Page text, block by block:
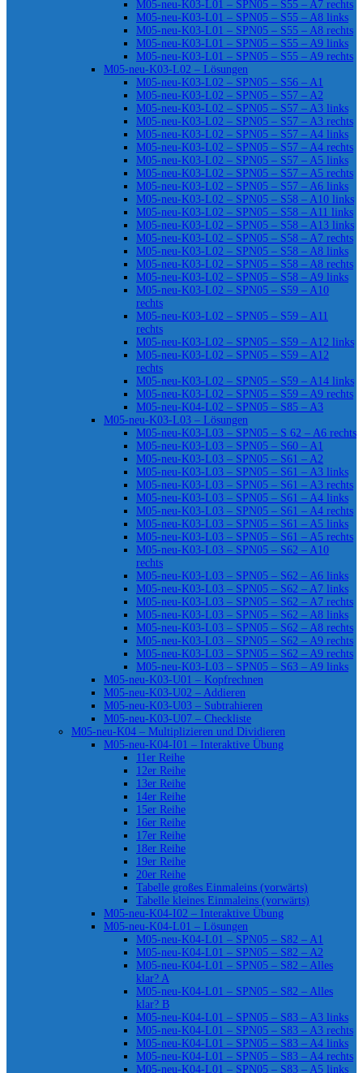
M05-neu-K03-L01 – SPN05 – S55 – A7 rechts
M05-neu-K03-L01 – SPN05 – S55 – A8 links
M05-neu-K03-L01 – SPN05 – S55 – A8 rechts
M05-neu-K03-L01 – SPN05 – S55 – A9 links
M05-neu-K03-L01 – SPN05 – S55 – A9 rechts
M05-neu-K03-L02 – Lösungen
M05-neu-K03-L02 – SPN05 – S56 – A1
M05-neu-K03-L02 – SPN05 – S57 – A2
M05-neu-K03-L02 – SPN05 – S57 – A3 links
M05-neu-K03-L02 – SPN05 – S57 – A3 rechts
M05-neu-K03-L02 – SPN05 – S57 – A4 links
M05-neu-K03-L02 – SPN05 – S57 – A4 rechts
M05-neu-K03-L02 – SPN05 – S57 – A5 links
M05-neu-K03-L02 – SPN05 – S57 – A5 rechts
M05-neu-K03-L02 – SPN05 – S57 – A6 links
M05-neu-K03-L02 – SPN05 – S58 – A10 links
M05-neu-K03-L02 – SPN05 – S58 – A11 links
M05-neu-K03-L02 – SPN05 – S58 – A13 links
M05-neu-K03-L02 – SPN05 – S58 – A7 rechts
M05-neu-K03-L02 – SPN05 – S58 – A8 links
M05-neu-K03-L02 – SPN05 – S58 – A8 rechts
M05-neu-K03-L02 – SPN05 – S58 – A9 links
M05-neu-K03-L02 – SPN05 – S59 – A10
rechts
M05-neu-K03-L02 – SPN05 – S59 – A11
rechts
M05-neu-K03-L02 – SPN05 – S59 – A12 links
M05-neu-K03-L02 – SPN05 – S59 – A12
rechts
M05-neu-K03-L02 – SPN05 – S59 – A14 links
M05-neu-K03-L02 – SPN05 – S59 – A9 rechts
M05-neu-K04-L02 – SPN05 – S85 – A3
M05-neu-K03-L03 – Lösungen
M05-neu-K03-L03 – SPN05 – S 62 – A6 rechts
M05-neu-K03-L03 – SPN05 – S60 – A1
M05-neu-K03-L03 – SPN05 – S61 – A2
M05-neu-K03-L03 – SPN05 – S61 – A3 links
M05-neu-K03-L03 – SPN05 – S61 – A3 rechts
M05-neu-K03-L03 – SPN05 – S61 – A4 links
M05-neu-K03-L03 – SPN05 – S61 – A4 rechts
M05-neu-K03-L03 – SPN05 – S61 – A5 links
M05-neu-K03-L03 – SPN05 – S61 – A5 rechts
M05-neu-K03-L03 – SPN05 – S62 – A10
rechts
M05-neu-K03-L03 – SPN05 – S62 – A6 links
M05-neu-K03-L03 – SPN05 – S62 – A7 links
M05-neu-K03-L03 – SPN05 – S62 – A7 rechts
M05-neu-K03-L03 – SPN05 – S62 – A8 links
M05-neu-K03-L03 – SPN05 – S62 – A8 rechts
M05-neu-K03-L03 – SPN05 – S62 – A9 rechts
M05-neu-K03-L03 – SPN05 – S62 – A9 rechts
M05-neu-K03-L03 – SPN05 – S63 – A9 links
M05-neu-K03-U01 – Kopfrechnen
M05-neu-K03-U02 – Addieren
M05-neu-K03-U03 – Subtrahieren
M05-neu-K03-U07 – Checkliste
M05-neu-K04 – Multiplizieren und Dividieren
M05-neu-K04-I01 – Interaktive Übung
11er Reihe
12er Reihe
13er Reihe
14er Reihe
15er Reihe
16er Reihe
17er Reihe
18er Reihe
19er Reihe
20er Reihe
Tabelle großes Einmaleins (vorwärts)
Tabelle kleines Einmaleins (vorwärts)
M05-neu-K04-I02 – Interaktive Übung
M05-neu-K04-L01 – Lösungen
M05-neu-K04-L01 – SPN05 – S82 – A1
M05-neu-K04-L01 – SPN05 – S82 – A2
M05-neu-K04-L01 – SPN05 – S82 – Alles
klar? A
M05-neu-K04-L01 – SPN05 – S82 – Alles
klar? B
M05-neu-K04-L01 – SPN05 – S83 – A3 links
M05-neu-K04-L01 – SPN05 – S83 – A3 rechts
M05-neu-K04-L01 – SPN05 – S83 – A4 links
M05-neu-K04-L01 – SPN05 – S83 – A4 rechts
M05-neu-K04-L01 – SPN05 – S83 – A5 links